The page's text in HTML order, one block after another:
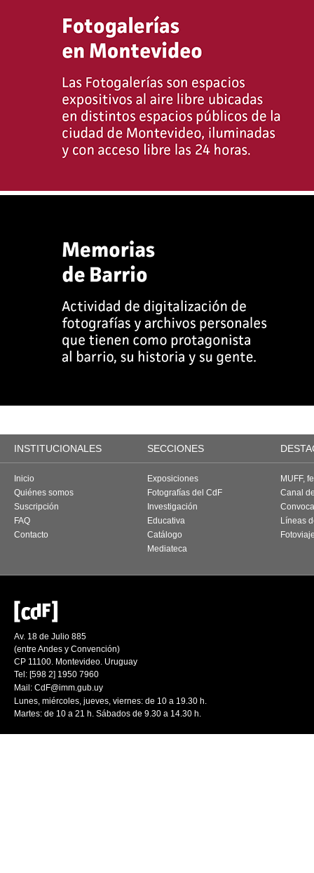
INSTITUCIONALES SECCIONES
Inicio
Quiénes somos
Suscripción
FAQ
Contacto
Exposiciones
Fotografías del CdF
Investigación
Educativa
Catálogo
Mediateca
MUFF,
Canal
Líneas
Av. 18 de Julio 885
(entre Andes y Convención)
CP 11100. Montevideo. Uruguay
Tel: [598 2] 1950 7960
Mail: CdF@imm.gub.uy
Lunes, miércoles, jueves, viernes: de 10 a 19.30 h.
Martes: de 10 a 21 h. Sábados de 9.30 a 14.30 h.